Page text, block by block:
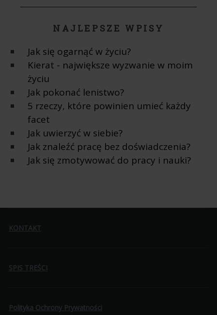
NAJLEPSZE WPISY
Jak się ogarnąć w życiu?
Kierat - największe wyzwanie w moim
życiu
Jak pokonać lenistwo?
5 rzeczy, które powinien umieć każdy
facet
Jak uwierzyć w siebie?
Jak znaleźć pracę bez doświadczenia?
Jak się zmotywować do pracy i nauki?
KONTAKT
SPIS TREŚCI
Polityka Ochrony Prywatności